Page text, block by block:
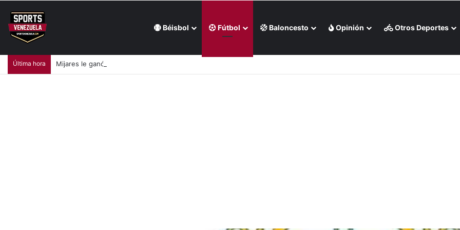
Béisbol Fútbol Baloncesto Opinión Otros Deportes
Última hora Mijares le ganó la pulseada a Milano en la jornada de la liga chilena